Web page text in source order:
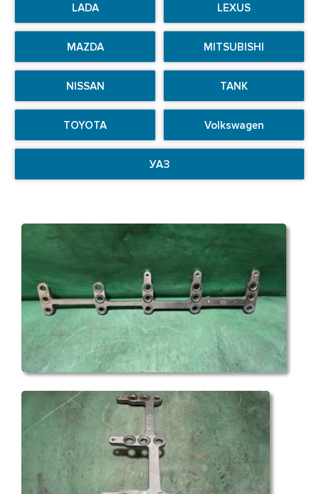
LADA LEXUS
MAZDA MITSUBISHI
NISSAN TANK
TOYOTA Volkswagen
УАЗ